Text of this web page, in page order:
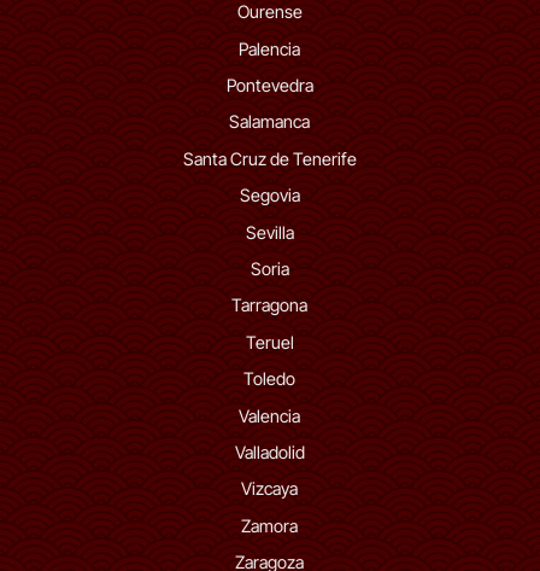
Ourense
Palencia
Pontevedra
Salamanca
Santa Cruz de Tenerife
Segovia
Sevilla
Soria
Tarragona
Teruel
Toledo
Valencia
Valladolid
Vizcaya
Zamora
Zaragoza